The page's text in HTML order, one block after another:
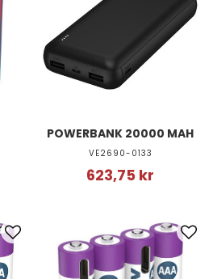
POWERBANK 20000 MAH
VE2690-0133
623,75 kr